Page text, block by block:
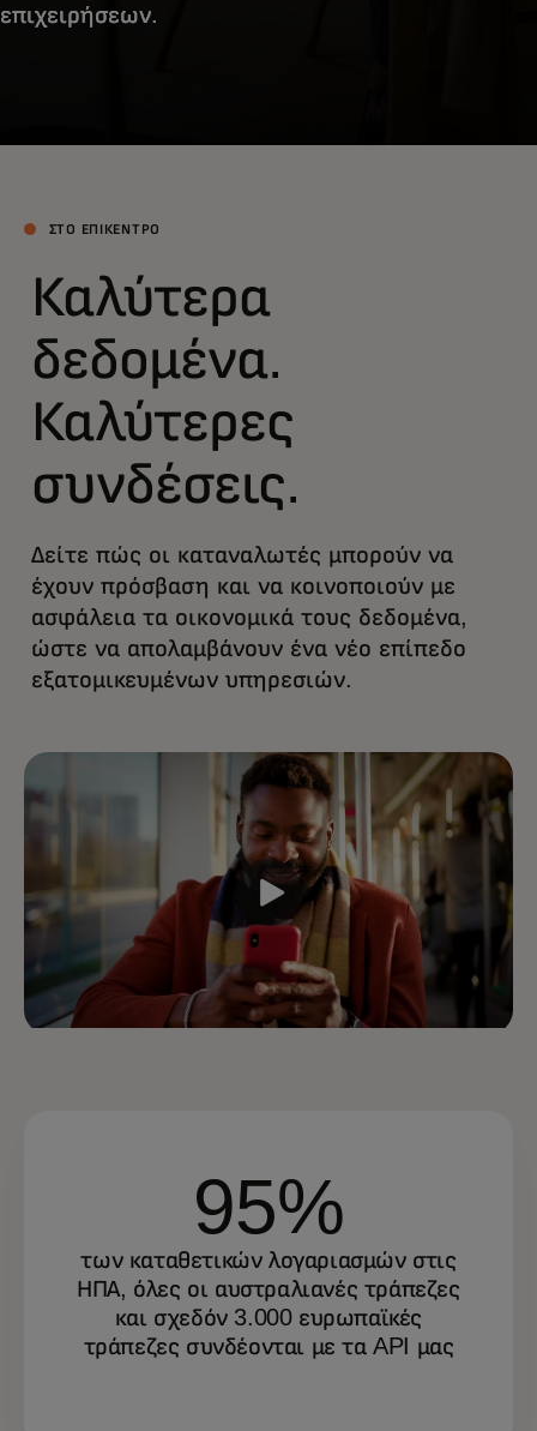
επιχειρήσεων.
ΣΤΟ ΕΠΙΚΕΝΤΡΟ
Καλύτερα
δεδομένα.
Καλύτερες
συνδέσεις.
Δείτε πώς οι καταναλωτές μπορούν να
έχουν πρόσβαση και να κοινοποιούν με
ασφάλεια τα οικονομικά τους δεδομένα,
ώστε να απολαμβάνουν ένα νέο επίπεδο
εξατομικευμένων υπηρεσιών.
95%
των καταθετικών λογαριασμών στις
ΗΠΑ, όλες οι αυστραλιανές τράπεζες
και σχεδόν 3.000 ευρωπαϊκές
τράπεζες συνδέονται με τα API μας